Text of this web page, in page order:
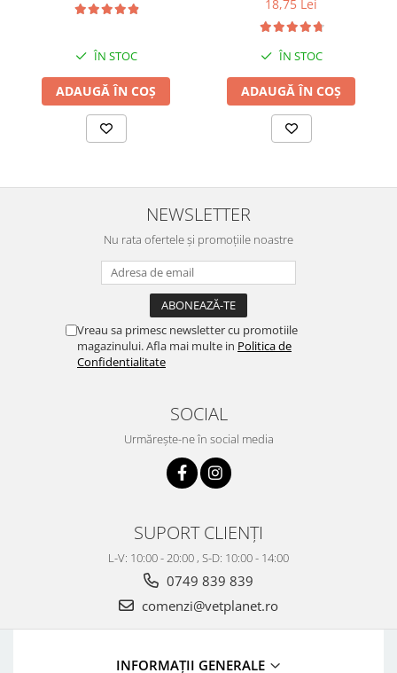
ÎN STOC
ADAUGĂ ÎN COȘ
18,75 Lei
ÎN STOC
ADAUGĂ ÎN COȘ
NEWSLETTER
Nu rata ofertele și promoțiile noastre
Vreau sa primesc newsletter cu promotiile
magazinului. Afla mai multe in Politica de
Confidentialitate
SOCIAL
Urmărește-ne în social media
SUPORT CLIENȚI
L-V: 10:00 - 20:00 , S-D: 10:00 - 14:00
0749 839 839
comenzi@vetplanet.ro
INFORMAȚII GENERALE